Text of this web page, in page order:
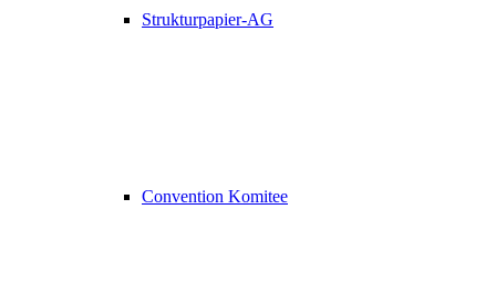
Strukturpapier-AG
Convention Komitee